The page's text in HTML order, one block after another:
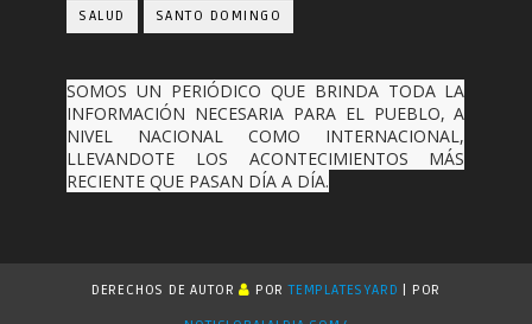
SALUD SANTO DOMINGO
SOMOS UN PERIÓDICO QUE BRINDA TODA LA
INFORMACIÓN NECESARIA PARA EL PUEBLO, A
NIVEL NACIONAL COMO INTERNACIONAL,
LLEVANDOTE LOS ACONTECIMIENTOS MÁS
RECIENTE QUE PASAN DÍA A DÍA.
DERECHOS DE AUTOR PORTEMPLATESYARD | POR